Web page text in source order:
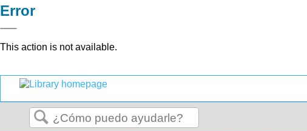
Error
This action is not available.